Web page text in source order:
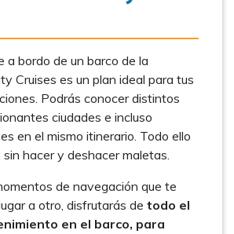
a bordo de un barco de la
Cruises es un plan ideal para tus
Podrás conocer distintos
ciudades e incluso
en el mismo itinerario. Todo ello
hacer y deshacer maletas.
de navegación que te
a otro, disfrutarás de todo el
en el barco, para